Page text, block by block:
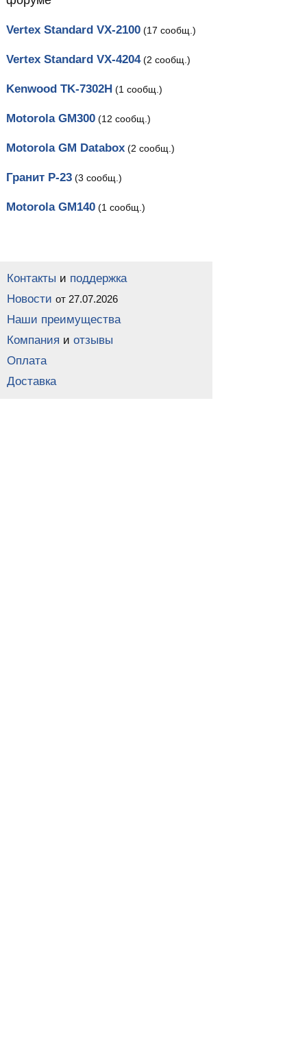
Vertex Standard VX-2100(17 сообщ.)
Vertex Standard VX-4204(2 сообщ.)
Kenwood TK-7302H (1 сообщ.)
Motorola GM300(12 сообщ.)
Motorola GM Databox(2 сообщ.)
Гранит Р-23(3 сообщ.)
Motorola GM140(1 сообщ.)
Контакты и поддержка
Новости от 27.07.2026
Наши преимущества
Компания и отзывы
Оплата
Доставка